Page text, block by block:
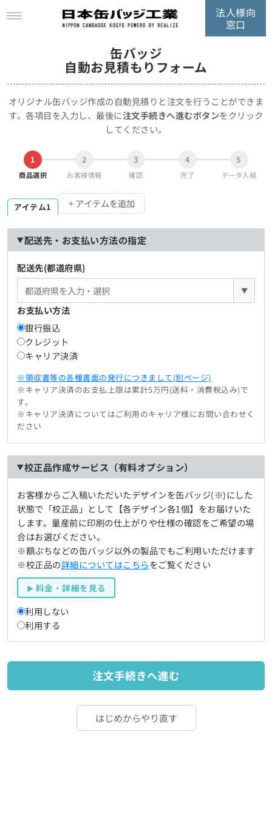
法人様向
窓口
缶バッジ
自動お見積もりフォーム
オリジナル缶バッジ作成の自動見積りと注文を行うことができま
す。各項目を入力し、最後に注文手続きへ進むボタンをクリック
してください。
1
商品選択
2
お客様情報
3
確認
4
完了
5
データ入稿
アイテム1 + アイテムを追加
配送先・お支払い方法の指定
配送先(都道府県)
▼
お支払い方法
銀行振込
クレジット
キャリア決済
※領収書等の各種書面の発行につきまして(別ページ)
※キャリア決済のお支払上限は累計5万円(送料・消費税込み)で
す。
※キャリア決済についてはご利用のキャリア様にお問い合わせく
ださい
校正品作成サービス（有料オプション）
お客様からご入稿いただいたデザインを缶バッジ(※)にした
状態で「校正品」として【各デザイン各1個】をお届けいた
します。量産前に印刷の仕上がりや仕様の確認をご希望の場
合はお選びください。
※額ぷちなどの缶バッジ以外の製品でもご利用いただけます
※校正品の詳細についてはこちらをご覧ください
料金・詳細を見る
利用しない
利用する
注文手続きへ進む
はじめからやり直す